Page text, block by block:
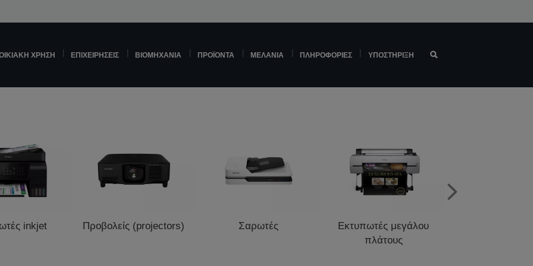
ΧΡΉΣΗ ΕΠΙΧΕΙΡΉΣΕΙΣ ΒΙΟΜΗΧΑΝΊΑ ΠΡΟΪΌΝΤΑ ΜΕΛΆΝΙΑ ΠΛΗΡΟΦΟΡΊΕΣ ΥΠΟΣΤΉΡΙΞΗ
inkjet Προβολείς (projectors) Σαρωτές
Εκτυπωτές μεγάλου
πλάτους